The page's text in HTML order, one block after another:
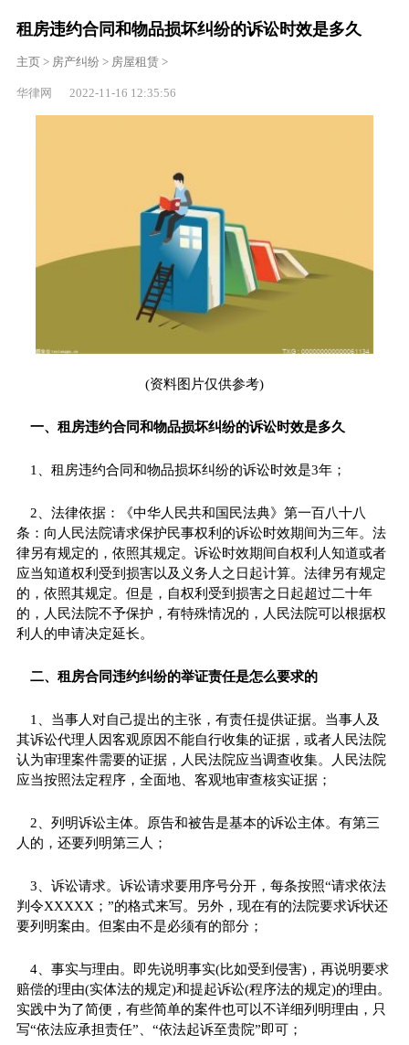
租房违约合同和物品损坏纠纷的诉讼时效是多久
主页> 房产纠纷 > 房屋租赁>
华律网 2022-11-16 12:35:56
(资料图片仅供参考)
一、租房违约合同和物品损坏纠纷的诉讼时效是多久
1、租房违约合同和物品损坏纠纷的诉讼时效是3年；
2、法律依据：《中华人民共和国民法典》第一百八十八
条：向人民法院请求保护民事权利的诉讼时效期间为三年。法
律另有规定的，依照其规定。诉讼时效期间自权利人知道或者
应当知道权利受到损害以及义务人之日起计算。法律另有规定
的，依照其规定。但是，自权利受到损害之日起超过二十年
的，人民法院不予保护，有特殊情况的，人民法院可以根据权
利人的申请决定延长。
二、租房合同违约纠纷的举证责任是怎么要求的
1、当事人对自己提出的主张，有责任提供证据。当事人及
其诉讼代理人因客观原因不能自行收集的证据，或者人民法院
认为审理案件需要的证据，人民法院应当调查收集。人民法院
应当按照法定程序，全面地、客观地审查核实证据；
2、列明诉讼主体。原告和被告是基本的诉讼主体。有第三
人的，还要列明第三人；
3、诉讼请求。诉讼请求要用序号分开，每条按照“请求依法
判令XXXXX；”的格式来写。另外，现在有的法院要求诉状还
要列明案由。但案由不是必须有的部分；
4、事实与理由。即先说明事实(比如受到侵害)，再说明要求
赔偿的理由(实体法的规定)和提起诉讼(程序法的规定)的理由。
实践中为了简便，有些简单的案件也可以不详细列明理由，只
写“依法应承担责任”、“依法起诉至贵院”即可；